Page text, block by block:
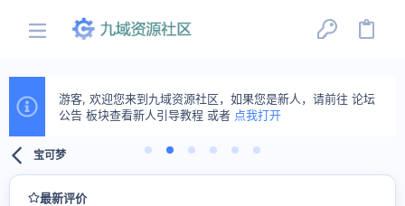
游客, 欢迎您来到九域资源社区，如果您是新人，请前往 论坛
公告 板块查看新人引导教程 或者 点我打开
宝可梦
最新评价